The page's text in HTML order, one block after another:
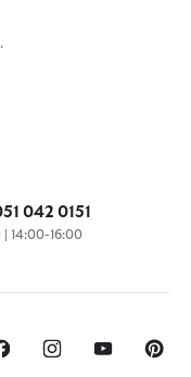
042 0151
| 14:00-16:00